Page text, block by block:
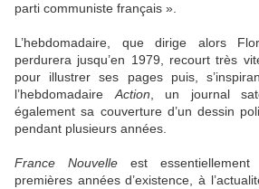
parti communiste français ».
L’hebdomadaire, que dirige alors
perdurera jusqu’en 1979, recourt très
pour illustrer ses pages puis,
l’hebdomadaire Action , un journal
également sa couverture d’un dessin
pendant plusieurs années.
France Nouvelleest essentiellement
premières années d’existence, à